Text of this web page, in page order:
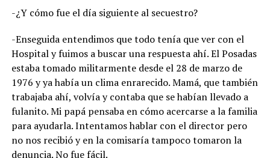
-¿Y cómo fue el día siguiente al secuestro?
-Enseguida entendimos que todo tenía que ver con el
Hospital y fuimos a buscar una respuesta ahí. El Posadas
estaba tomado militarmente desde el 28 de marzo de
1976 y ya había un clima enrarecido. Mamá, que también
trabajaba ahí, volvía y contaba que se habían llevado a
fulanito. Mi papá pensaba en cómo acercarse a la familia
para ayudarla. Intentamos hablar con el director pero
no nos recibió y en la comisaría tampoco tomaron la
denuncia. No fue fácil.